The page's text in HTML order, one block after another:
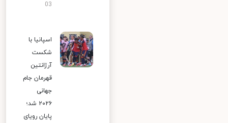
03
اسپانیا با
شکست
آرژانتین
قهرمان جام
جهانی
۲۰۲۶ شد؛
پایان رویای